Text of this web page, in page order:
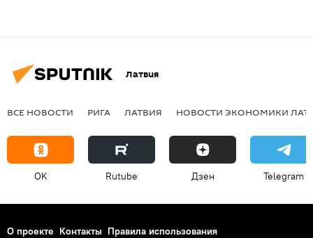
Латвия
ВСЕ НОВОСТИ РИГА ЛАТВИЯ НОВОСТИ ЭКОНОМИКИ
OK Rutube Дзен Telegram
О проекте Контакты Правила использования